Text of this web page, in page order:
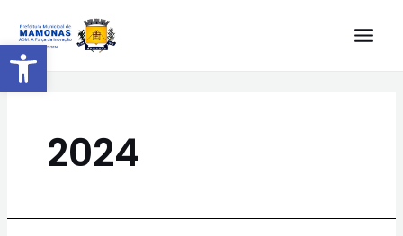
Barra de Ferramentas Aberta
2024